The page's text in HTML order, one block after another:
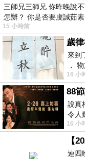
三師兄三師兄 你昨晚說
怎辦？ 你是否要虔誠茹
15 小時前
歲
來到
，
16 小
88
說真
令人
復...
16 小
連四